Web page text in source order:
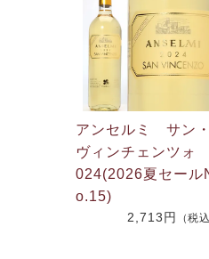
アンセルミ サン・
ヴィンチェンツォ
024(2026夏セール
o.15)
2,713円 （税